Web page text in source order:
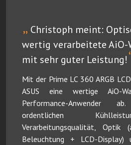
„ Christoph meint:
wertig verarbeitete AiO-
mit sehr guter Leistung!
Mit der Prime LC 360 ARGB
ASUS eine wertige AiO-
Performance-Anwender
ordentlichen
Verarbeitungsqualität, Optik
Beleuchtung + LCD-Display)